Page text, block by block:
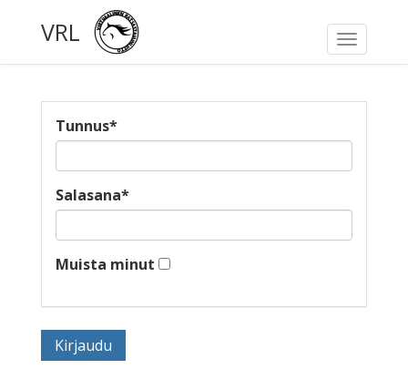
Toggle
VRL
Tunnus*
Salasana*
Muista minut